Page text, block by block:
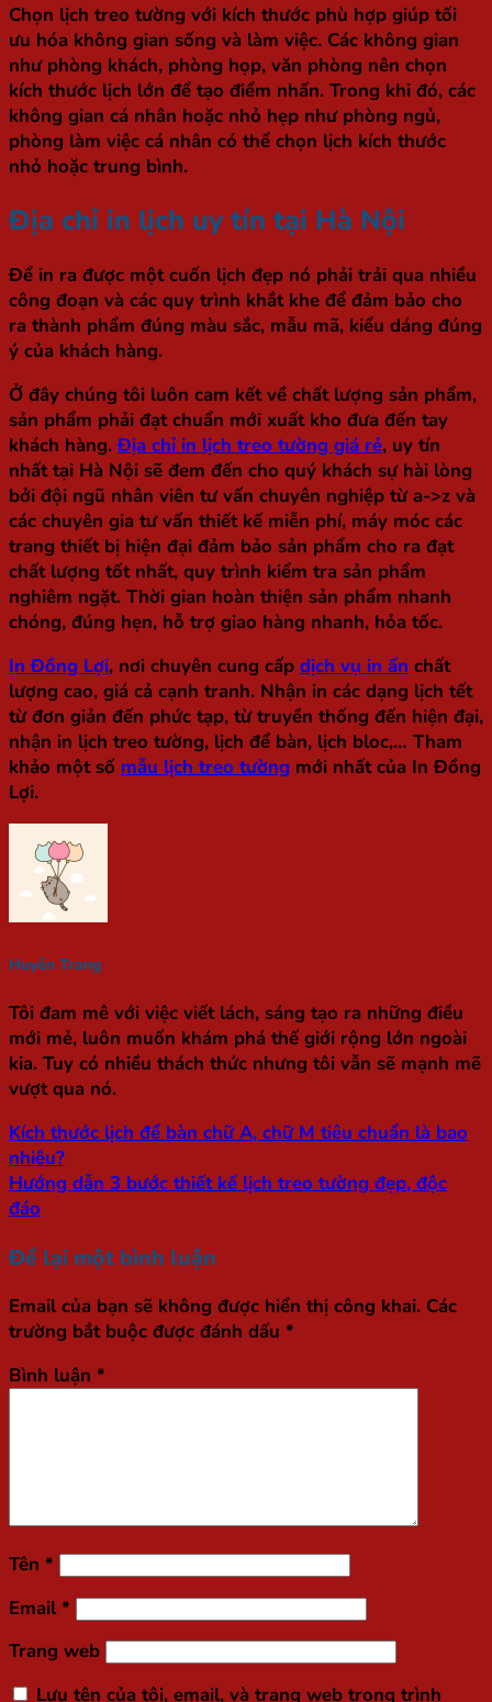
Chọn lịch treo tường với kích thước phù hợp giúp tối
ưu hóa không gian sống và làm việc. Các không gian
như phòng khách, phòng họp, văn phòng nên chọn
kích thước lịch lớn để tạo điểm nhấn. Trong khi đó, các
không gian cá nhân hoặc nhỏ hẹp như phòng ngủ,
phòng làm việc cá nhân có thể chọn lịch kích thước
nhỏ hoặc trung bình.
Địa chỉ in lịch uy tín tại Hà Nội
Để in ra được một cuốn lịch đẹp nó phải trải qua nhiều
công đoạn và các quy trình khắt khe để đảm bảo cho
ra thành phẩm đúng màu sắc, mẫu mã, kiểu dáng đúng
ý của khách hàng.
Ở đây chúng tôi luôn cam kết về chất lượng sản phẩm,
sản phẩm phải đạt chuẩn mới xuất kho đưa đến tay
khách hàng.Địa chỉ in lịch treo tường giá rẻ, uy tín
nhất tại Hà Nội sẽ đem đến cho quý khách sự hài lòng
bởi đội ngũ nhân viên tư vấn chuyên nghiệp từ a->z và
các chuyên gia tư vấn thiết kế miễn phí, máy móc các
trang thiết bị hiện đại đảm bảo sản phẩm cho ra đạt
chất lượng tốt nhất, quy trình kiểm tra sản phẩm
nghiêm ngặt. Thời gian hoàn thiện sản phẩm nhanh
chóng, đúng hẹn, hỗ trợ giao hàng nhanh, hỏa tốc.
In Đồng Lợi, nơi chuyên cung cấp dịch vụ in ấn chất
lượng cao, giá cả cạnh tranh. Nhận in các dạng lịch tết
từ đơn giản đến phức tạp, từ truyền thống đến hiện đại,
nhận in lịch treo tường, lịch để bàn, lịch bloc,… Tham
khảo một số mẫu lịch treo tường mới nhất của In Đồng
Lợi.
Huyền Trang
Tôi đam mê với việc viết lách, sáng tạo ra những điều
mới mẻ, luôn muốn khám phá thế giới rộng lớn ngoài
kia. Tuy có nhiều thách thức nhưng tôi vẫn sẽ mạnh mẽ
vượt qua nó.
Kích thước lịch để bàn chữ A, chữ M tiêu chuẩn là bao
nhiêu?
Hướng dẫn 3 bước thiết kế lịch treo tường đẹp, độc
đáo
Để lại một bình luận
Email của bạn sẽ không được hiển thị công khai. Các
trường bắt buộc được đánh dấu *
Bình luận *
Tên *
Email*
Trang web
Lưu tên của tôi, email, và trang web trong trình